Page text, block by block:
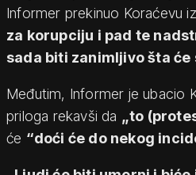
Informer prekinuo Koraćevu
za korupciju i pad te
sada biti zanimljivo šta će
Međutim, Informer je ubacio
priloga rekavši da „to
će “doći će do nekog